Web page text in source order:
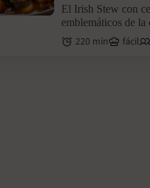
El Irish Stew con
emblemáticos de
220 min fácil